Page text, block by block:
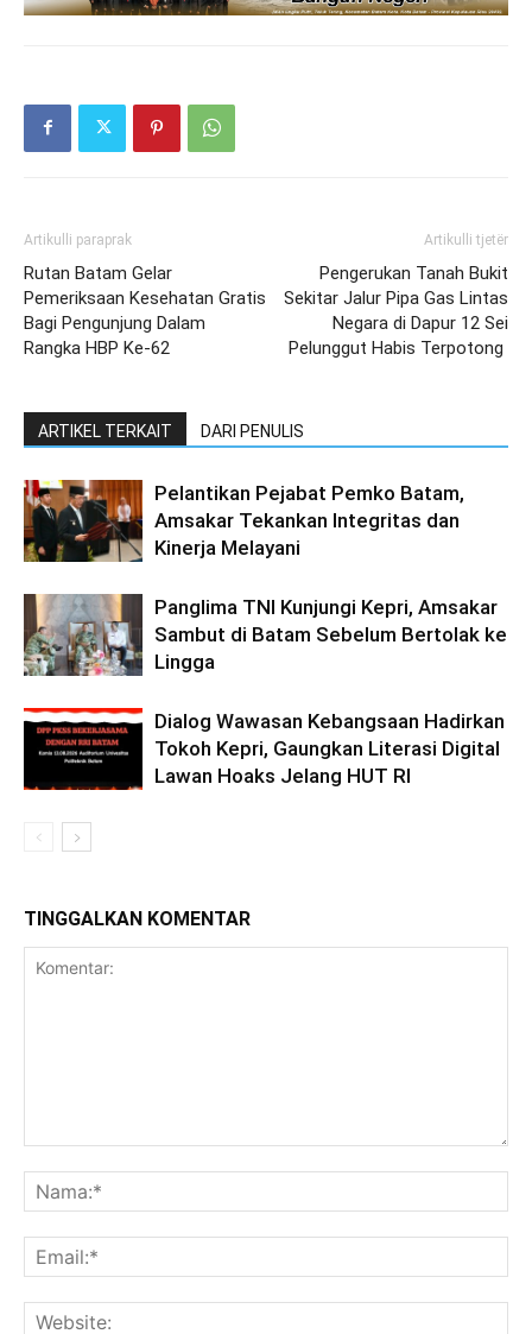
Artikulli paraprak
Rutan Batam Gelar
Pemeriksaan Kesehatan Gratis
Bagi Pengunjung Dalam
Rangka HBP Ke-62
Artikulli tjetër
Pengerukan Tanah Bukit
Sekitar Jalur Pipa Gas Lintas
Negara di Dapur 12 Sei
Pelunggut Habis Terpotong
ARTIKEL TERKAIT DARI PENULIS
Pelantikan Pejabat Pemko Batam,
Amsakar Tekankan Integritas dan
Kinerja Melayani
Panglima TNI Kunjungi Kepri, Amsakar
Sambut di Batam Sebelum Bertolak ke
Lingga
Dialog Wawasan Kebangsaan Hadirkan
Tokoh Kepri, Gaungkan Literasi Digital
Lawan Hoaks Jelang HUT RI
TINGGALKAN KOMENTAR